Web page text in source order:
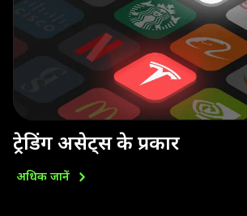
ट्रेडिंग असेट्स के प्रकार
अधिक जानें